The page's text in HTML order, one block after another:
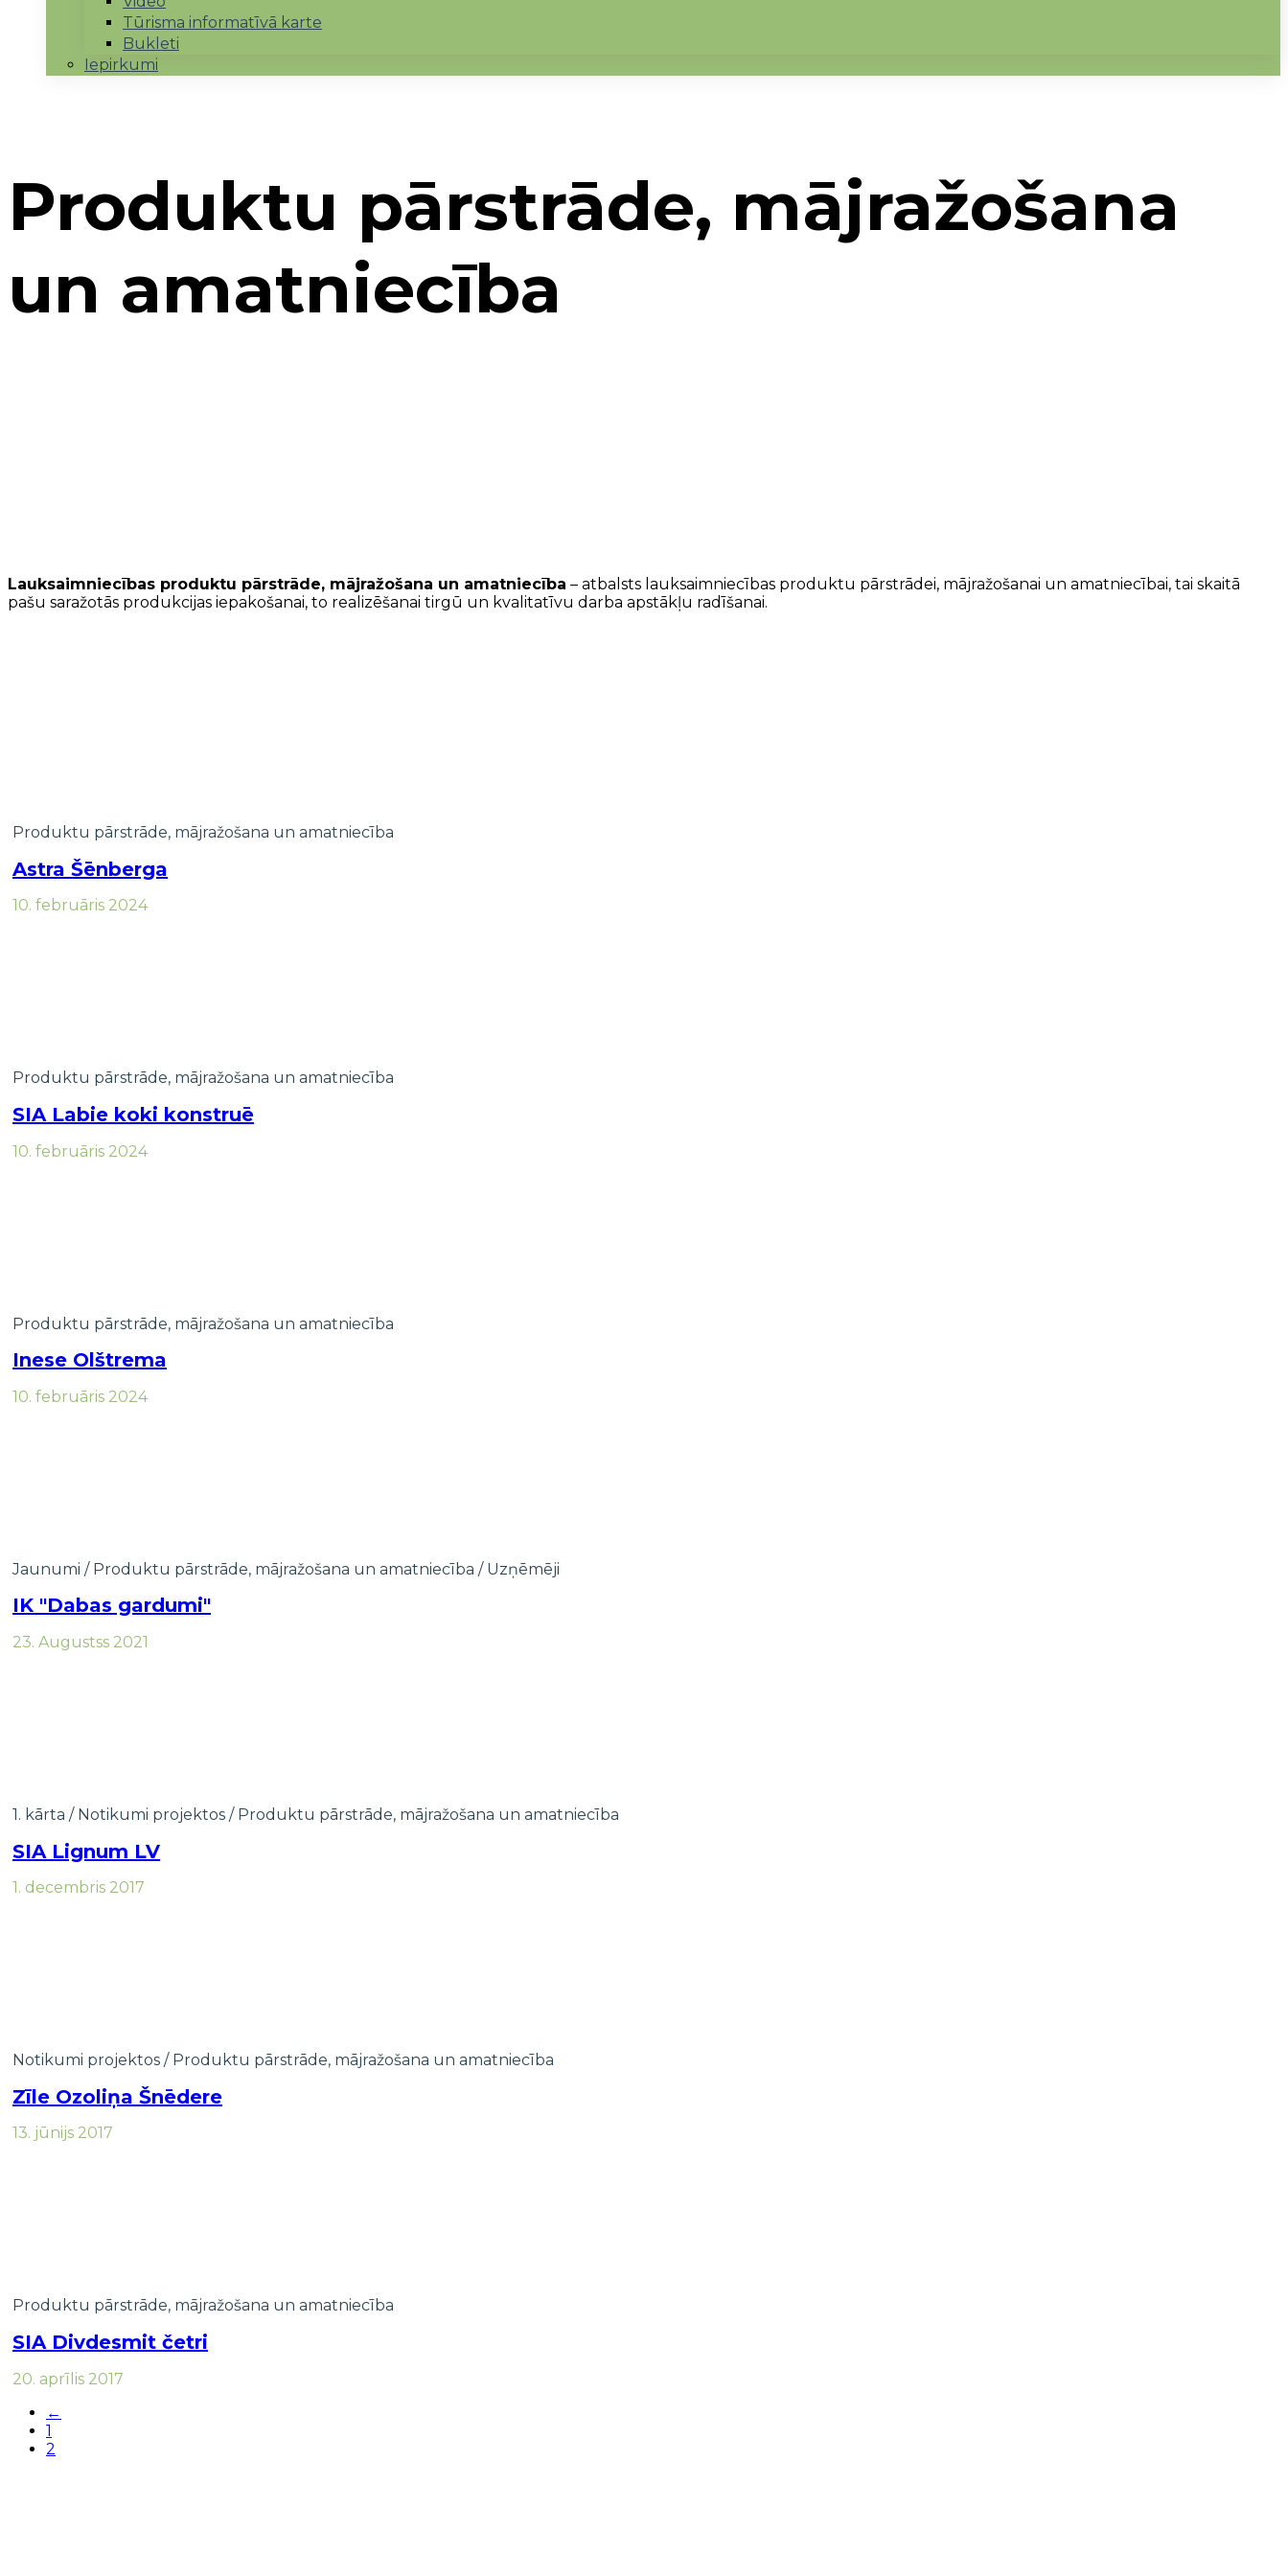
Tūrisma informatīvā karte
Bukleti
Iepirkumi
Produktu pārstrāde, mājražošana
un amatniecība
Lauksaimniecības produktu pārstrāde, mājražošana un amatniecība – atbalsts lauksaimniecības produktu pārstrādei, mājražošanai un amatniecībai, tai skaitā
pašu saražotās produkcijas iepakošanai, to realizēšanai tirgū un kvalitatīvu darba apstākļu radīšanai.
Produktu pārstrāde, mājražošana un amatniecība
Astra Šēnberga
10. februāris 2024
Produktu pārstrāde, mājražošana un amatniecība
SIA Labie koki konstruē
10. februāris 2024
Produktu pārstrāde, mājražošana un amatniecība
Inese Olštrema
10. februāris 2024
Jaunumi / Produktu pārstrāde, mājražošana un amatniecība / Uzņēmēji
IK "Dabas gardumi"
23. Augustss 2021
1. kārta / Notikumi projektos / Produktu pārstrāde, mājražošana un amatniecība
SIA Lignum LV
1. decembris 2017
Notikumi projektos / Produktu pārstrāde, mājražošana un amatniecība
Zīle Ozoliņa Šnēdere
13. jūnijs 2017
Produktu pārstrāde, mājražošana un amatniecība
SIA Divdesmit četri
20. aprīlis 2017
←
1
2